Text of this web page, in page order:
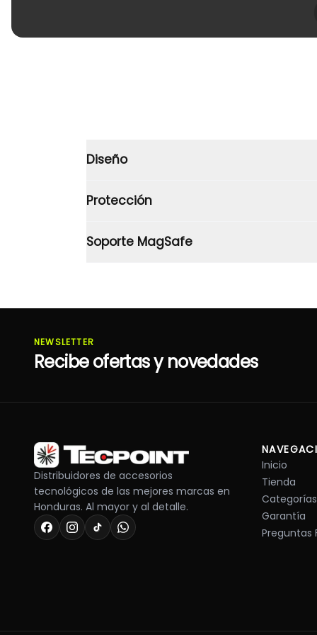
Diseño
Protección
Soporte MagSafe
NEWSLETTER
Recibe ofertas y novedades
Distribuidores de accesorios
tecnológicos de las mejores marcas en
Honduras. Al mayor y al detalle.
Inicio
Tienda
Categorías
Garantía
Preguntas